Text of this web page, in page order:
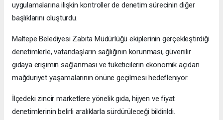
uygulamalarına ilişkin kontroller de denetim sürecinin diğer
başlıklarını oluşturdu.
Maltepe Belediyesi Zabıta Müdürlüğü ekiplerinin gerçekleştirdiği
denetimlerle, vatandaşların sağlığının korunması, güvenilir
gıdaya erişimin sağlanması ve tüketicilerin ekonomik açıdan
mağduriyet yaşamalarının önüne geçilmesi hedefleniyor.
İlçedeki zincir marketlere yönelik gıda, hijyen ve fiyat
denetimlerinin belirli aralıklarla sürdürüleceği bildirildi.